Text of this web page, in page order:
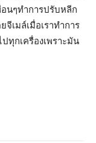
นๆทำการปรับหลีก
เมล์เมื่อเราทำการ
ทุกเครื่องเพราะมัน